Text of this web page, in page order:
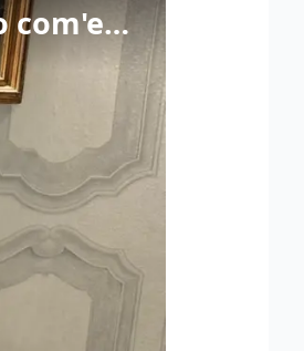
Ottant'anni di voto alle donne, il "nipote" di Lina Merlin: "Vi racconto com'era in famiglia"